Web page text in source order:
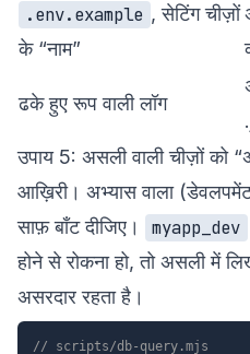
.env.example , सेटिंग चीज़ों
के “नाम”
ढके हुए रूप वाली लॉग
उपाय 5: असली वाली चीज़ों को
आख़िरी। अभ्यास वाला
साफ़ बाँट दीजिए।
myapp_dev
होने से रोकना हो, तो असली में
असरदार रहता है।
// scripts/db-query.mjs